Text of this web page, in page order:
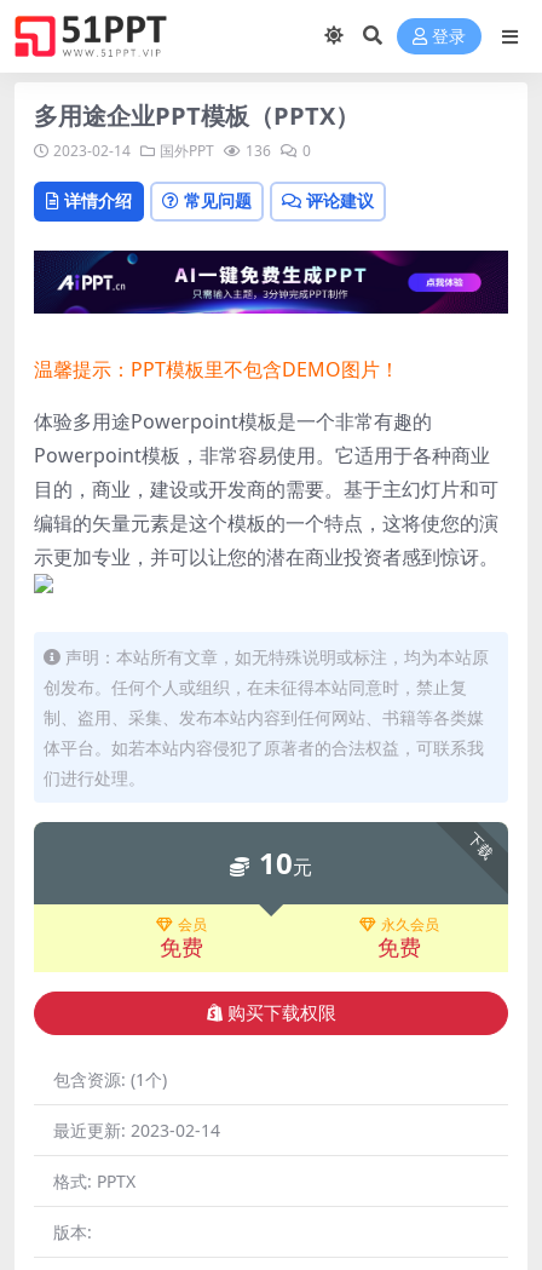
登录
多用途企业PPT模板（PPTX）
2023-02-14 国外PPT 136 0
详情介绍 常见问题 评论建议
温馨提示：PPT模板里不包含DEMO图片！
体验多用途Powerpoint模板是一个非常有趣的
Powerpoint模板，非常容易使用。它适用于各种商业
目的，商业，建设或开发商的需要。基于主幻灯片和可
编辑的矢量元素是这个模板的一个特点，这将使您的演
示更加专业，并可以让您的潜在商业投资者感到惊讶。
声明：本站所有文章，如无特殊说明或标注，均为本站原
创发布。任何个人或组织，在未征得本站同意时，禁止复
制、盗用、采集、发布本站内容到任何网站、书籍等各类媒
体平台。如若本站内容侵犯了原著者的合法权益，可联系我
们进行处理。
下载
10元
会员
免费
永久会员
免费
购买下载权限
包含资源: (1个)
最近更新: 2023-02-14
格式: PPTX
版本: